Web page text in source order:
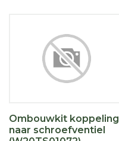
Ombouwkit koppeling
naar schroefventiel